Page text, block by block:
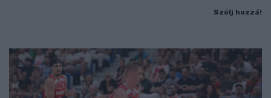
Szólj hozzá!